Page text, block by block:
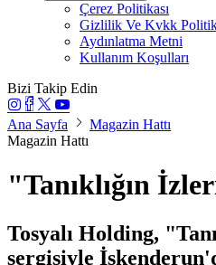
Çerez Politikası
Gizlilik Ve Kvkk
Aydınlatma Metni
Kullanım Koşulları
Bizi Takip Edin
Ana Sayfa
Magazin Hattı
Magazin Hattı
"Tanıklığın
Tosyalı Holding,
sergisiyle